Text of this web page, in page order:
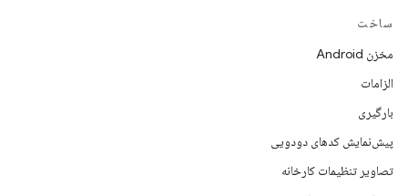
ساخت
مخزن Android
الزامات
بارگیری
پیش‌نمایش کدهای دودویی
تصاویر تنظیمات کارخانه